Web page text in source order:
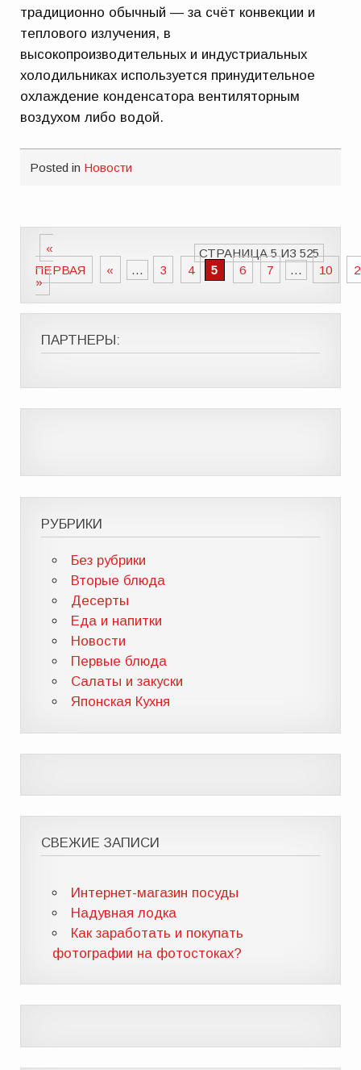
традиционно обычный — за счёт конвекции и
теплового излучения, в
высокопроизводительных и индустриальных
холодильниках используется принудительное
охлаждение конденсатора вентиляторным
воздухом либо водой.
Posted in Новости
СТРАНИЦА 5 ИЗ 525
«
ПЕРВАЯ
« ... 3 4 5 6 7 ... 10
»
ПАРТНЕРЫ:
РУБРИКИ
Без рубрики
Вторые блюда
Десерты
Еда и напитки
Новости
Первые блюда
Салаты и закуски
Японская Кухня
СВЕЖИЕ ЗАПИСИ
Интернет-магазин посуды
Надувная лодка
Как заработать и покупать
фотографии на фотостоках?